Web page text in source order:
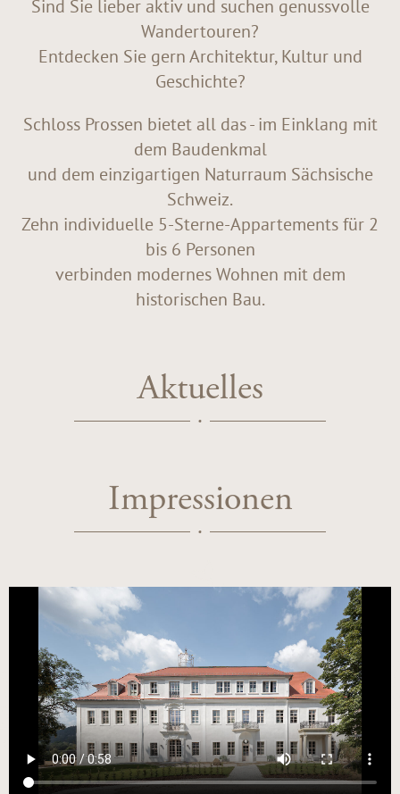
Sind Sie lieber aktiv und suchen genussvolle
Wandertouren?
Entdecken Sie gern Architektur, Kultur und
Geschichte?
Schloss Prossen bietet all das - im Einklang mit
dem Baudenkmal
und dem einzigartigen Naturraum Sächsische
Schweiz.
Zehn individuelle 5-Sterne-Appartements für 2
bis 6 Personen
verbinden modernes Wohnen mit dem
historischen Bau.
Aktuelles
Impressionen